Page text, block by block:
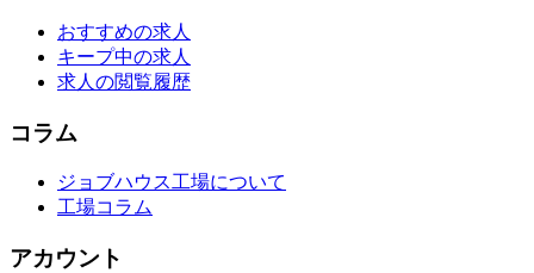
おすすめの求人
キープ中の求人
求人の閲覧履歴
コラム
ジョブハウス工場について
工場コラム
アカウント